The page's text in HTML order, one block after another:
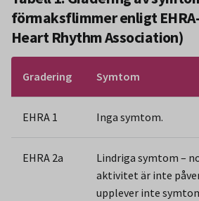
förmaksflimmer enligt
Heart Rhythm Association)
Gradering Symtom
EHRA 1 Inga symtom.
EHRA 2a
Lindriga symtom –
aktivitet är inte
upplever inte